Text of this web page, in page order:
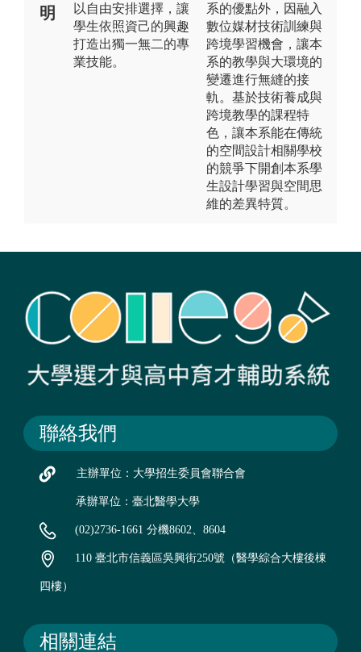
明
以自由安排選擇，讓
學生依照資己的興趣
打造出獨一無二的專
業技能。
系的優點外，因融入
數位媒材技術訓練與
跨境學習機會，讓本
系的教學與大環境的
變遷進行無縫的接
軌。基於技術養成與
跨境教學的課程特
色，讓本系能在傳統
的空間設計相關學校
的競爭下開創本系學
生設計學習與空間思
維的差異特質。
聯絡我們
主辦單位：大學招生委員會聯合會
承辦單位：臺北醫學大學
(02)2736-1661 分機8602、8604
110 臺北市信義區吳興街250號（醫學綜合大樓後棟
四樓）
相關連結